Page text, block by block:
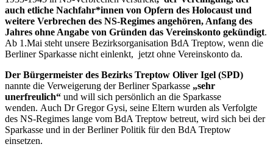
auch etliche Nachfahr*innen von Opfern des Holocaust und
weitere Verbrechen des NS-Regimes angehören, Anfang des
Jahres ohne Angabe von Gründen das Vereinskonto gekündigt.
Ab 1.Mai steht unsere Bezirksorganisation BdA Treptow, wenn die
Berliner Sparkasse nicht einlenkt, jetzt ohne Vereinskonto da.
Der Bürgermeister des Bezirks Treptow Oliver Igel (SPD)
nannte die Verweigerung der Berliner Sparkasse „sehr
unerfreulich“ und will sich persönlich an die Sparkasse
wenden. Auch Dr Gregor Gysi, seine Eltern wurden als Verfolgte
des NS-Regimes lange vom BdA Treptow betreut, wird sich bei der
Sparkasse und in der Berliner Politik für den BdA Treptow
einsetzen.